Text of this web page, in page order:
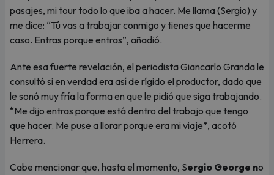
pasajes, mi tour todo lo que iba a hacer. Me llama (Sergio) y
me dice: “Tú vas a trabajar conmigo y tienes que hacerme
caso. Entras porque entras”, añadió.
Ante esa fuerte revelación, el periodista Giancarlo Granda le
consultó si en verdad era así de rígido el productor, dado que
le sonó muy fría la forma en que le pidió que siga trabajando.
“Me dijo entras porque está dentro del trabajo que tengo
que hacer. Me puse a llorar porque era mi viaje”, acotó
Herrera.
Cabe mencionar que, hasta el momento, Sergio George no